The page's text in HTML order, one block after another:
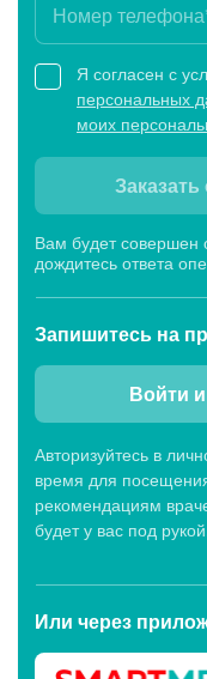
Я согласен с
персональных
моих
Вам будет совершен
дождитесь ответа
Запишитесь на
Войти
Авторизуйтесь в
время для
рекомендациям
будет у вас под
Или через